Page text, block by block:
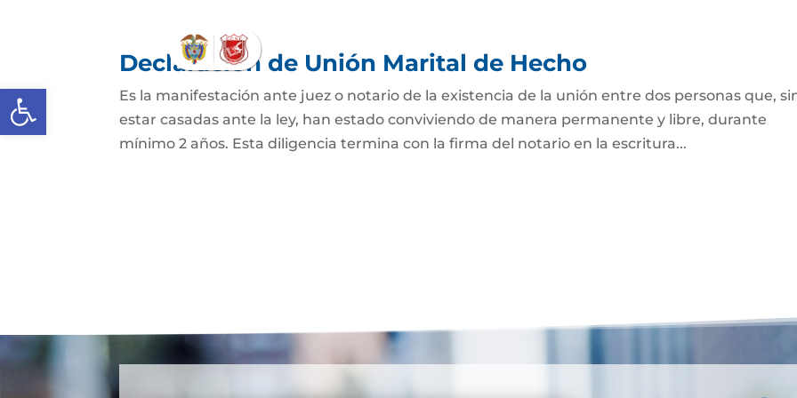
Abrir barra de herramientas
Declaración de Unión Marital de Hecho
Es la manifestación ante juez o notario de la existencia de la unión entre dos personas que,
estar casadas ante la ley, han estado conviviendo de manera permanente y libre, durante
mínimo 2 años. Esta diligencia termina con la firma del notario en la escritura...